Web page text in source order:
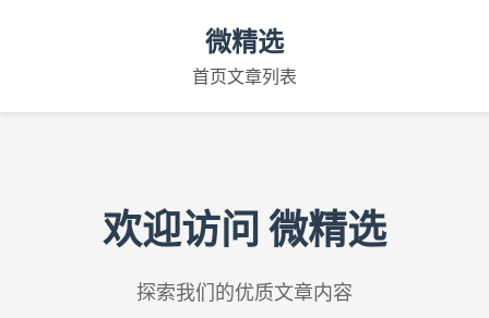
微精选
首页文章列表
欢迎访问 微精选
探索我们的优质文章内容